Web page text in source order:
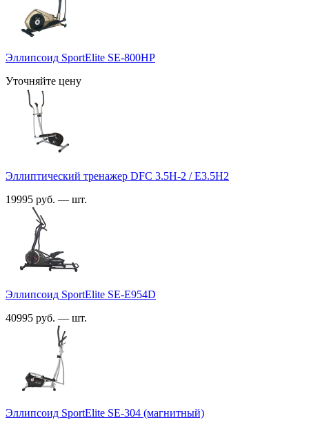
Эллипсоид SportElite SE-800HP
Уточняйте цену
Эллиптический тренажер DFC 3.5H-2 / E3.5H2
19995 руб. — шт.
Эллипсоид SportElite SE-E954D
40995 руб. — шт.
Эллипсоид SportElite SE-304 (магнитный)